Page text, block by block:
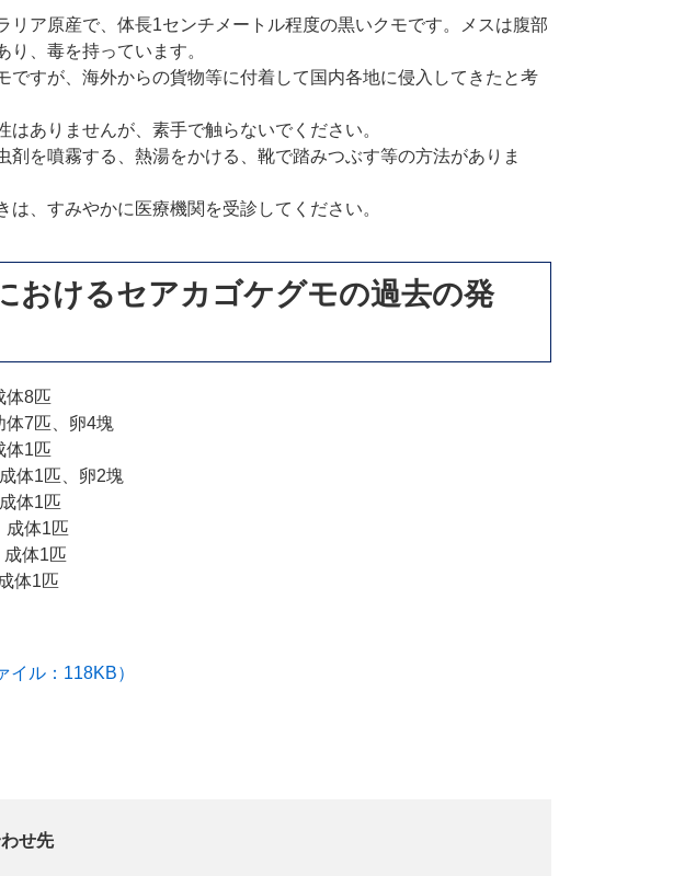
リア原産で、体長1センチメートル程度の黒いクモです。メスは腹部
、毒を持っています。
ですが、海外からの貨物等に付着して国内各地に侵入してきたと考
はありませんが、素手で触らないでください。
剤を噴霧する、熱湯をかける、靴で踏みつぶす等の方法がありま
は、すみやかに医療機関を受診してください。
おけるセアカゴケグモの過去の発
8匹
7匹、卵4塊
1匹
体1匹、卵2塊
体1匹
体1匹
体1匹
体1匹
ル：118KB）
せ先